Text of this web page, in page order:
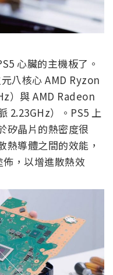
心臟的主機板了。
八核心 AMD Ryzon
）與 AMD Radeon
2.23GHz）。PS5 上
矽晶片的熱密度很
熱導體之間的效能，
，以增進散熱效